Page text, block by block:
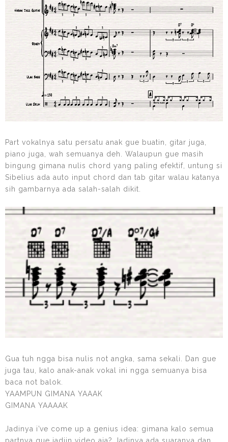
Part vokalnya satu persatu anak gue buatin, gitar juga,
piano juga, wah semuanya deh. Walaupun gue masih
bingung gimana nulis chord yang paling efektif, untung si
Sibelius ada auto input chord dan tab gitar walau katanya
sih gambarnya ada salah-salah dikit.
Gua tuh ngga bisa nulis not angka, sama sekali. Dan gue
juga tau, kalo anak-anak vokal ini ngga semuanya bisa
baca not balok.
YAAMPUN GIMANA YAAAK
GIMANA YAAAAK
Jadinya i’ve come up a genius idea: gimana kalo semua